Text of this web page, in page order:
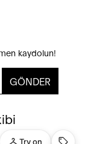
kaydolun!
GÖNDER